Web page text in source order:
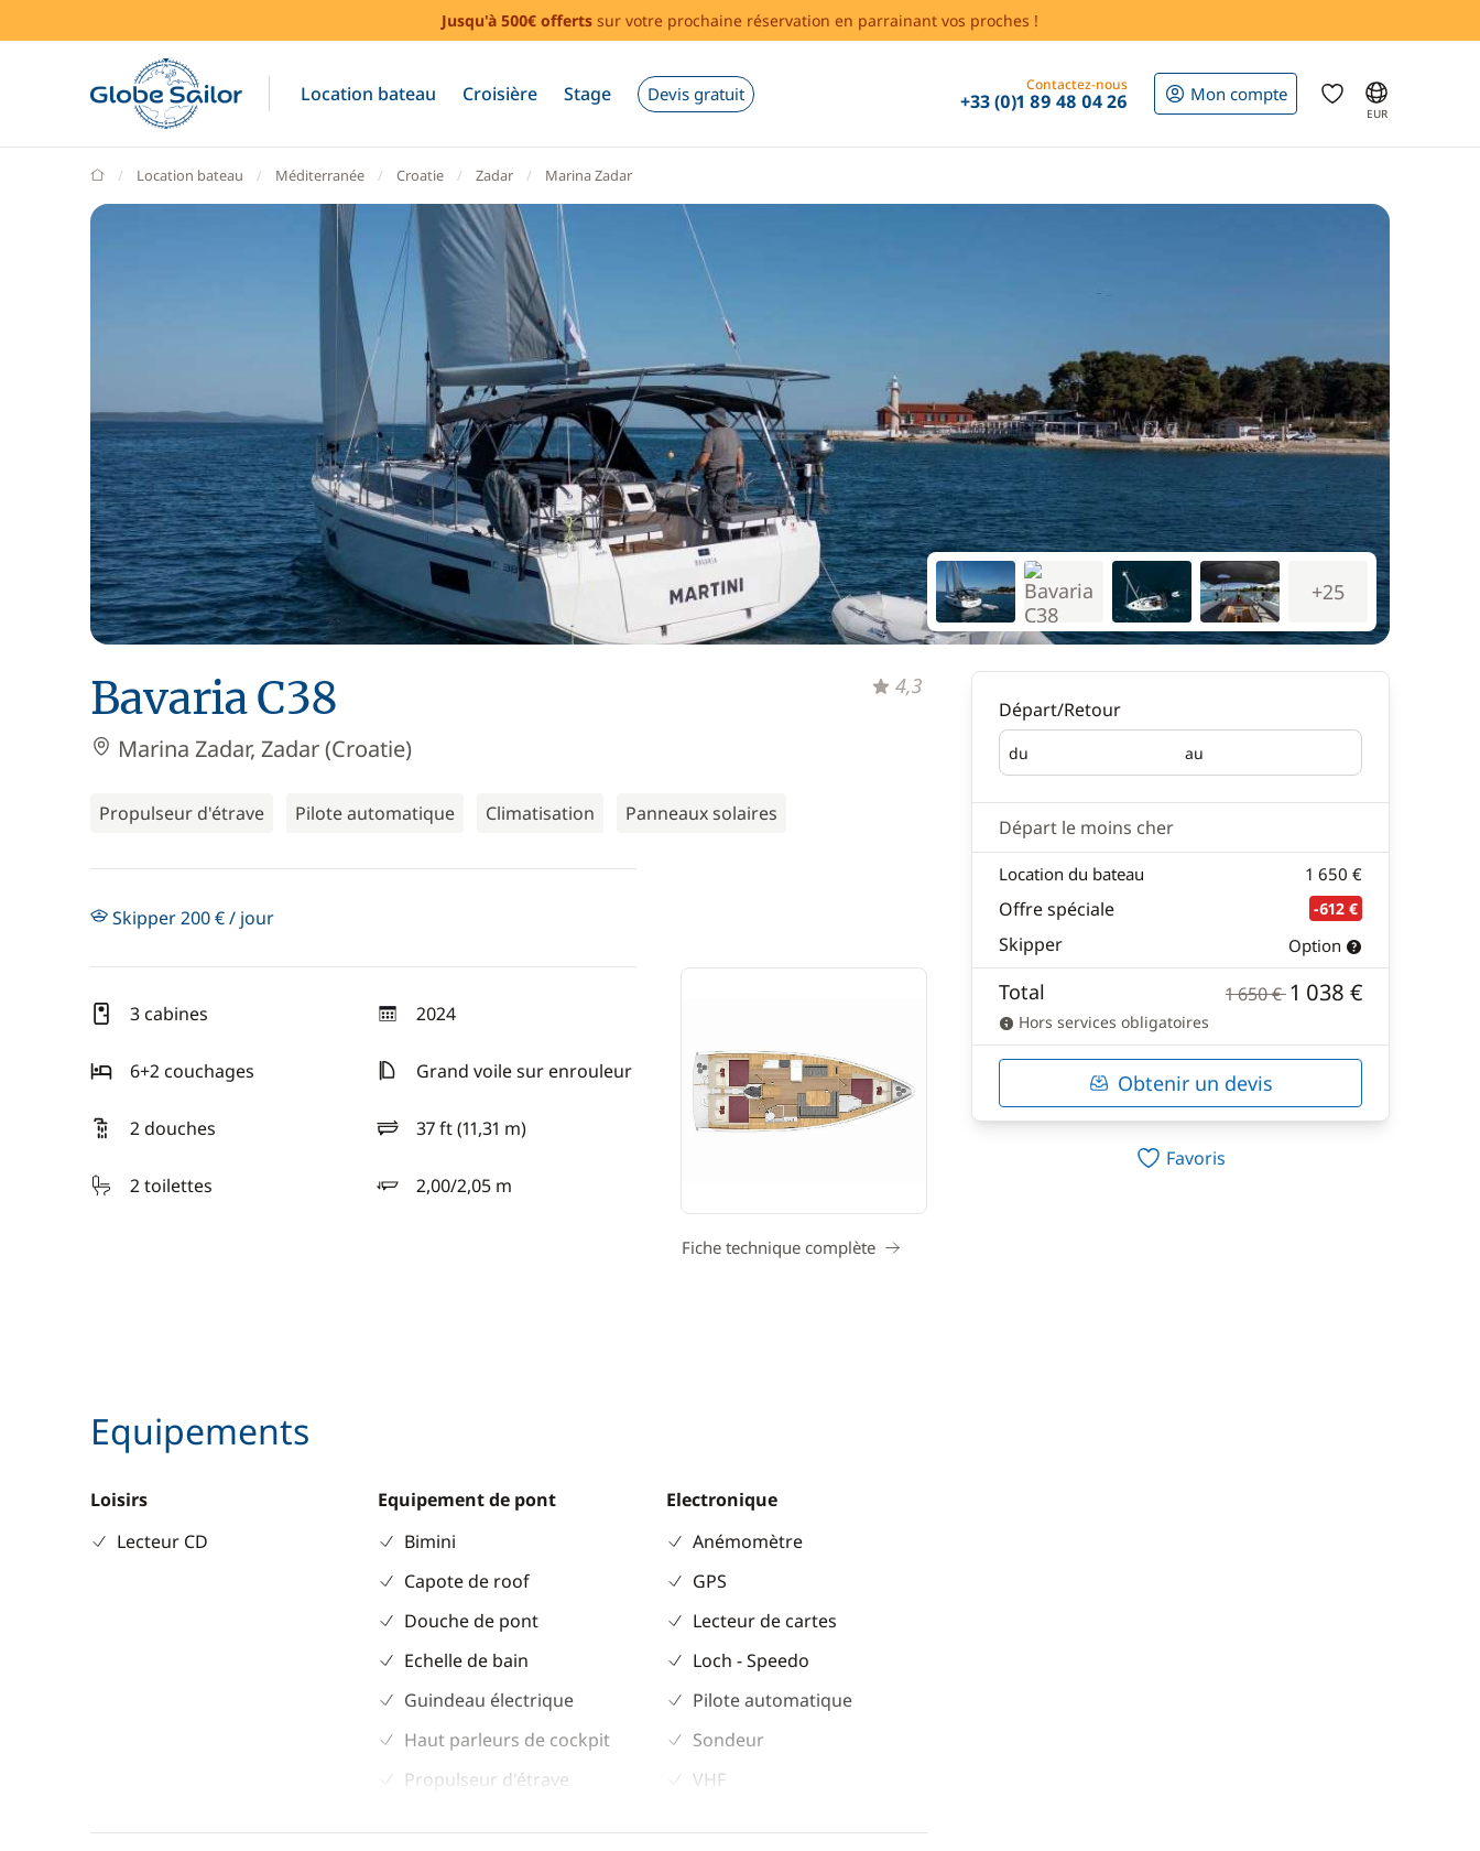
Jusqu'à 500€ offerts sur votre prochaine réservation en parrainant vos proches !
Location bateau Croisière Stage Devis gratuit Contactez-nous
+33 (0)1 89 48 04 26 Mon compte
EUR
GlobeSailor
Location bateau Méditerranée Croatie Zadar Marina Zadar
+25
Bavaria C38
Marina Zadar, Zadar (Croatie)
Propulseur d'étrave Pilote automatique Climatisation Panneaux solaires
4,3
Skipper 200 € / jour
3 cabines 2024
année
6+2 couchages
Grand voile sur enrouleur
2 douches 37 ft (11,31 m)
longueur
2 toilettes
2,00/2,05 m
tirant d'eau
Fiche technique complète
Equipements
Loisirs
Lecteur CD
Equipement de pont
Bimini
Capote de roof
Douche de pont
Echelle de bain
Guindeau électrique
Haut parleurs de cockpit
Propulseur d'étrave
Electronique
Anémomètre
GPS
Lecteur de cartes
Loch - Speedo
Pilote automatique
Sondeur
VHF
Départ/Retour
du
Départ au
Retour
Départ le moins cher
Location du bateau 1 650 €
Offre spéciale -612 €
Skipper Option
Total 1 650 €1 038 €
Hors services obligatoires
Obtenir un devis
Favoris